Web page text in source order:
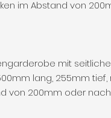
im Abstand von
mit
lang, 255mm tief,
von 200mm oder nach